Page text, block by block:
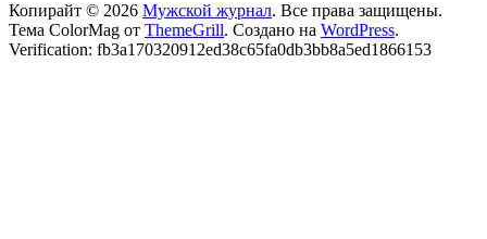
Копирайт © 2026 Мужской журнал. Все права защищены.
Тема ColorMag от ThemeGrill. Создано на WordPress.
Verification: fb3a170320912ed38c65fa0db3bb8a5ed1866153